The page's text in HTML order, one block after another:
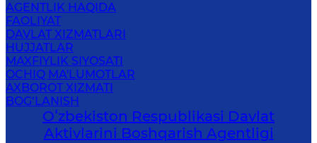
AGENTLIK HAQIDA
FAOLIYAT
DAVLAT XIZMATLARI
HUJJATLAR
MAXFIYLIK SIYOSATI
OCHIQ MA'LUMOTLAR
AXBOROT XIZMATI
BOG‘LANISH
Oʻzbekiston Respublikasi Davlat
Aktivlarini Boshqarish Agentligi